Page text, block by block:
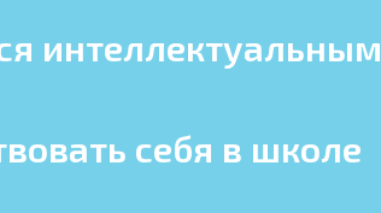
интеллектуальным
себя в школе